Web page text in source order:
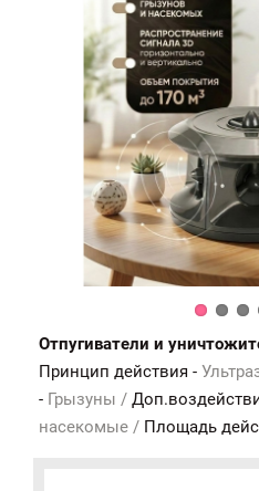
Отпугиватели и
Принцип действия -
- Грызуны /
насекомые / Площадь